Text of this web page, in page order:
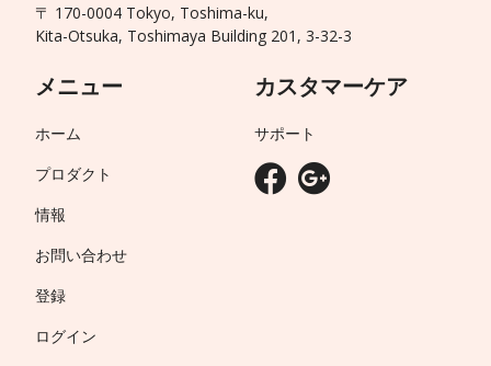
〒 170-0004 Tokyo, Toshima-ku,
Kita-Otsuka, Toshimaya Building 201, 3-32-3
メニュー
ホーム
プロダクト
情報
お問い合わせ
登録
ログイン
カスタマーケア
サポート